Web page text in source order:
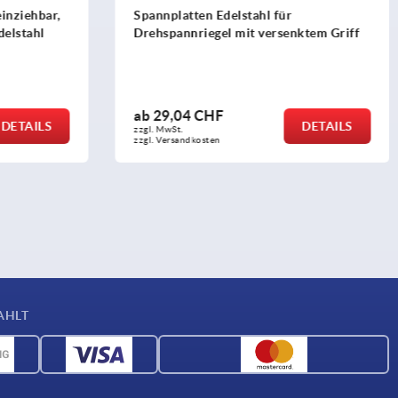
DETAILS
Spannplatten Edelstahl für
Drehspannriegel mit versenktem Griff
ab 29,04 CHF
zzgl. MwSt.
zzgl. Versandkosten
DETAILS